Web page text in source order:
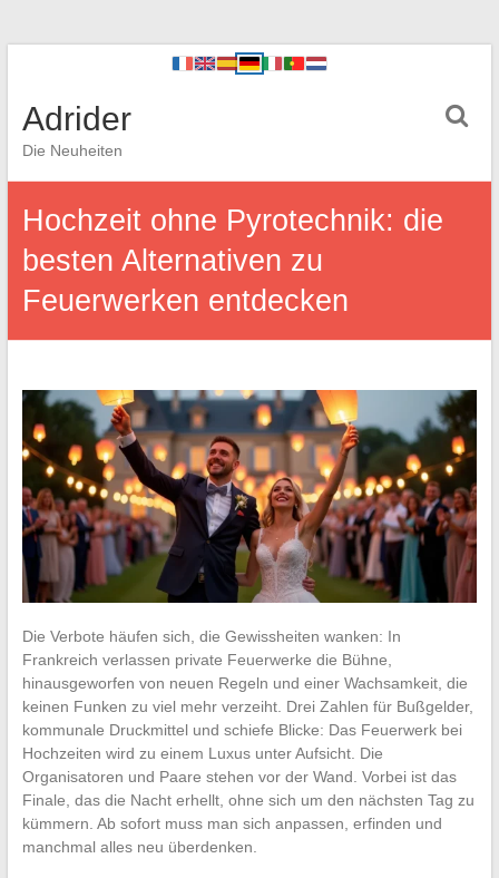
Adrider
Die Neuheiten
Hochzeit ohne Pyrotechnik: die
besten Alternativen zu
Feuerwerken entdecken
Die Verbote häufen sich, die Gewissheiten wanken: In
Frankreich verlassen private Feuerwerke die Bühne,
hinausgeworfen von neuen Regeln und einer Wachsamkeit, die
keinen Funken zu viel mehr verzeiht. Drei Zahlen für Bußgelder,
kommunale Druckmittel und schiefe Blicke: Das Feuerwerk bei
Hochzeiten wird zu einem Luxus unter Aufsicht. Die
Organisatoren und Paare stehen vor der Wand. Vorbei ist das
Finale, das die Nacht erhellt, ohne sich um den nächsten Tag zu
kümmern. Ab sofort muss man sich anpassen, erfinden und
manchmal alles neu überdenken.